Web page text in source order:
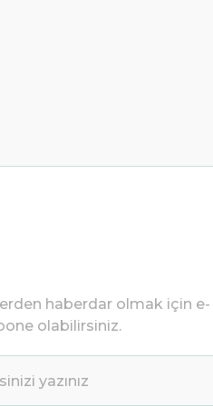
haberdar olmak için e-
olabilirsiniz.